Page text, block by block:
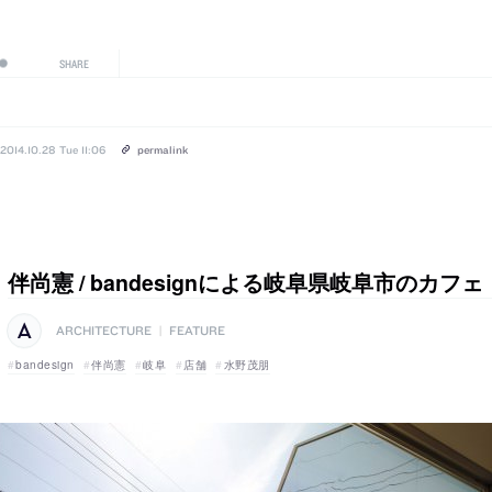
SHARE
2014.10.28 Tue 11:06 permalink
伴尚憲 / bandesignによる岐阜県岐阜市のカフェ
ARCHITECTURE FEATURE
bandesign 伴尚憲 岐阜 店舗 水野茂朋